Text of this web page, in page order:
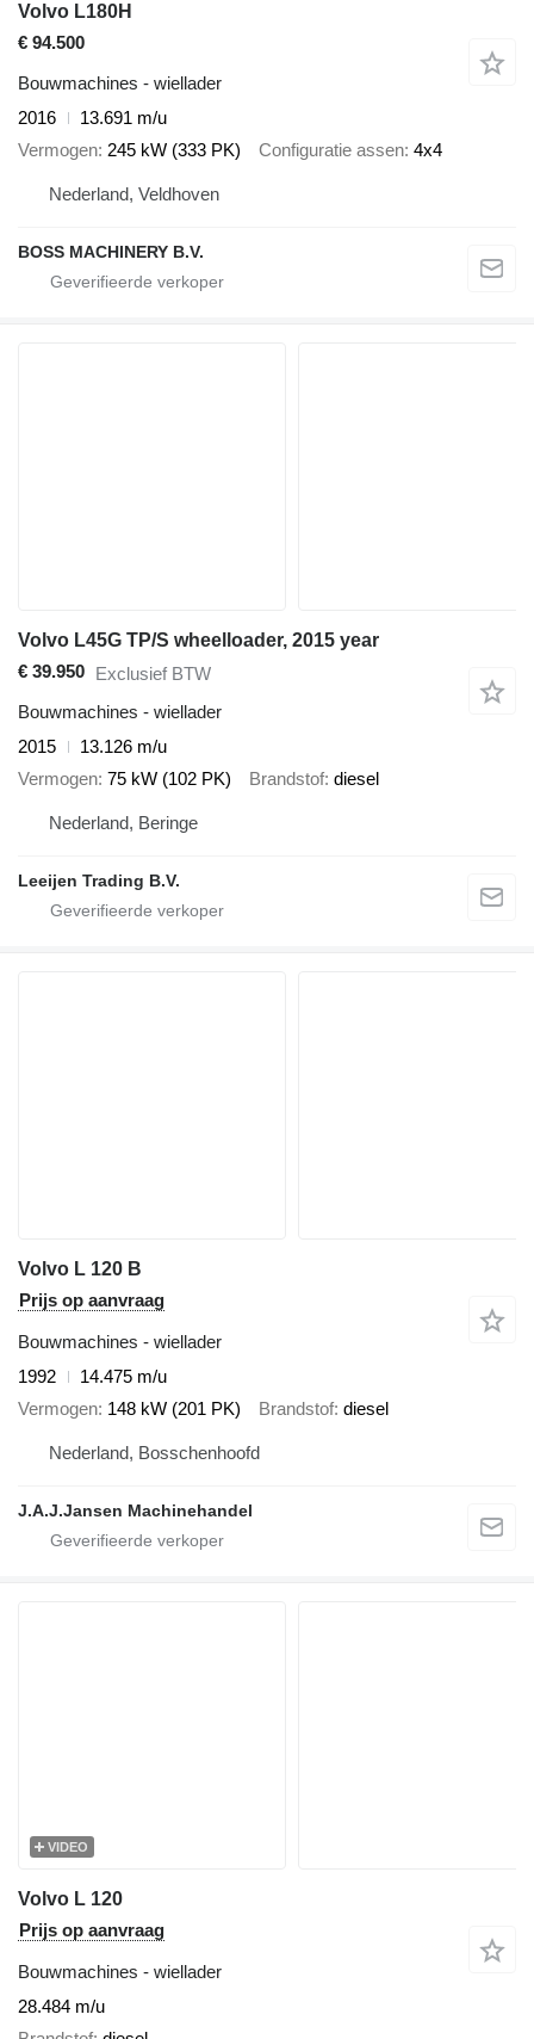
Volvo L180H
€ 94.500
Bouwmachines - wiellader
2016
13.691 m/u
Vermogen 245 kW (333 PK) Configuratie assen 4x4
Nederland, Veldhoven
BOSS MACHINERY B.V.
Volvo L45G TP/S wheelloader, 2015 year
€ 39.950 Exclusief BTW
Bouwmachines - wiellader
2015
13.126 m/u
Vermogen 75 kW (102 PK) Brandstof diesel
Nederland, Beringe
Leeijen Trading B.V.
Volvo L 120 B
Prijs op aanvraag
Bouwmachines - wiellader
1992
14.475 m/u
Vermogen 148 kW (201 PK) Brandstof diesel
Nederland, Bosschenhoofd
J.A.J.Jansen Machinehandel
VIDEO
Volvo L 120
Prijs op aanvraag
Bouwmachines - wiellader
28.484 m/u